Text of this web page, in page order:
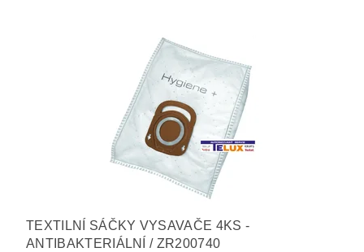
TEXTILNÍ SÁČKY VYSAVAČE 4KS -
ANTIBAKTERIÁLNÍ / ZR200740